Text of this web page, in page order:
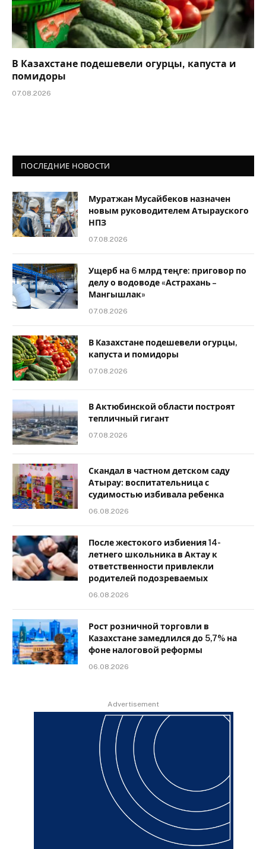
В Казахстане подешевели огурцы, капуста и
помидоры
07.08.2026
ПОСЛЕДНИЕ НОВОСТИ
Муратжан Мусайбеков назначен
новым руководителем Атырауского
НПЗ
07.08.2026
Ущерб на 6 млрд теңге: приговор по
делу о водоводе «Астрахань –
Мангышлак»
07.08.2026
В Казахстане подешевели огурцы,
капуста и помидоры
07.08.2026
В Актюбинской области построят
тепличный гигант
07.08.2026
Скандал в частном детском саду
Атырау: воспитательница с
судимостью избивала ребенка
06.08.2026
После жестокого избиения 14-
летнего школьника в Актау к
ответственности привлекли
родителей подозреваемых
06.08.2026
Рост розничной торговли в
Казахстане замедлился до 5,7% на
фоне налоговой реформы
06.08.2026
Advertisement